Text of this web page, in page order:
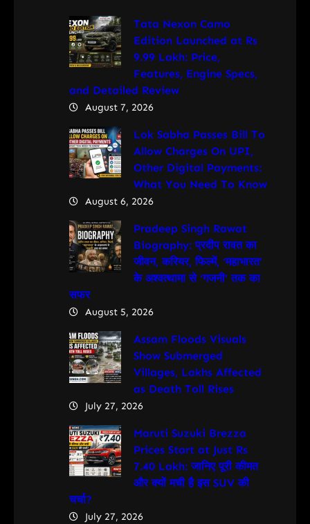
Tata Nexon Camo
Edition Launched at Rs
9.99 Lakh: Price,
Features, Engine Specs,
and Detailed Review
August 7, 2026
Lok Sabha Passes Bill To
Allow Charges On UPI,
Other Digital Payments:
What You Need To Know
August 6, 2026
Pradeep Singh Rawat
Biography: प्रदीप रावत का
जीवन, करियर, फिल्में, ‘महाभारत’
के अश्वत्थामा से ‘गजनी’ तक का
सफर
August 5, 2026
Assam Floods Visuals
Show Submerged
Villages, Lakhs Affected
as Death Toll Rises
July 27, 2026
Maruti Suzuki Brezza
Prices Start at Just Rs
7.40 Lakh: जानिए पूरी कीमत
और क्यों मची है इस SUV की
चर्चा?
July 27, 2026